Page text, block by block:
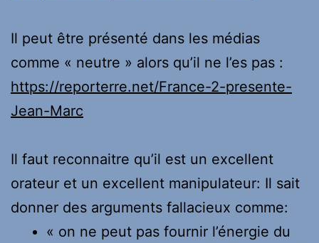
Il peut être présenté dans les médias
comme « neutre » alors qu’il ne l’es pas :
https://reporterre.net/France-2-presente-
Jean-Marc
Il faut reconnaitre qu’il est un excellent
orateur et un excellent manipulateur: Il sait
donner des arguments fallacieux comme:
« on ne peut pas fournir l’énergie du